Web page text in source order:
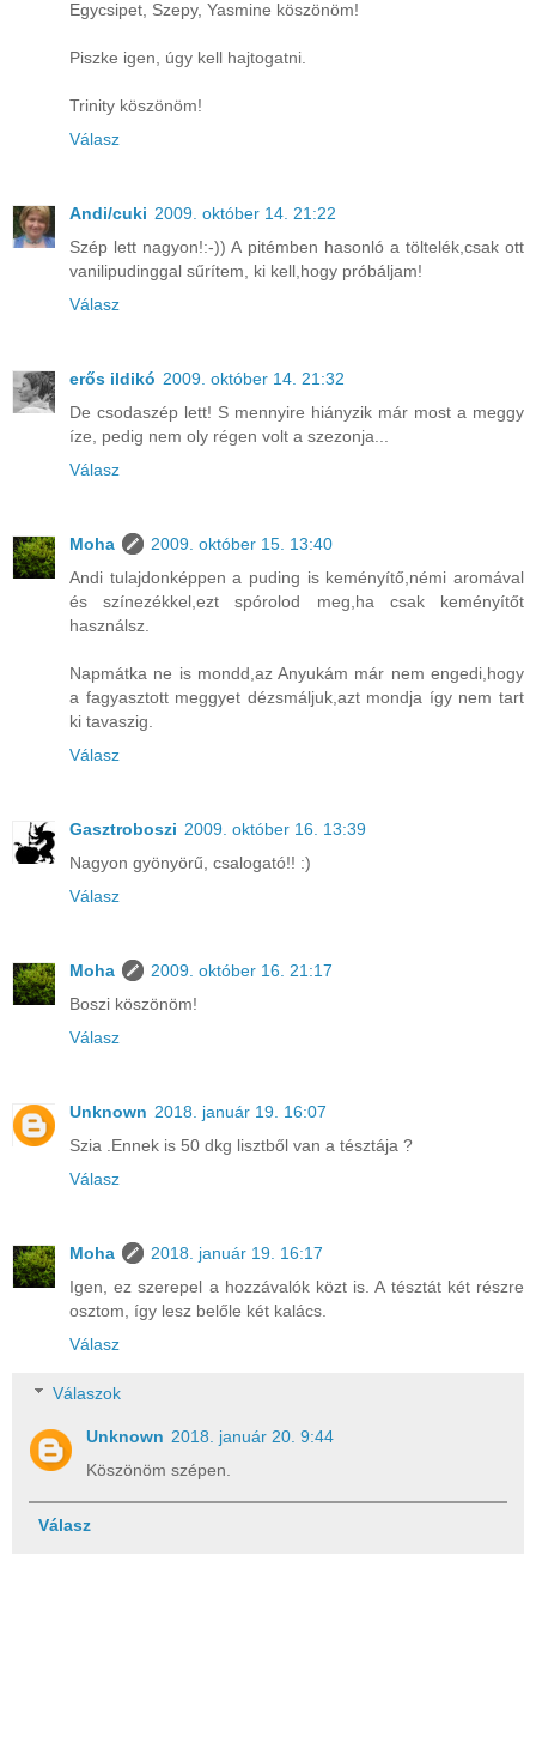
Egycsipet, Szepy, Yasmine köszönöm!
Piszke igen, úgy kell hajtogatni.
Trinity köszönöm!
Válasz
Andi/cuki 2009. október 14. 21:22
Szép lett nagyon!:-)) A pitémben hasonló a töltelék,csak ott
vanilipudinggal sűrítem, ki kell,hogy próbáljam!
Válasz
erős ildikó 2009. október 14. 21:32
De csodaszép lett! S mennyire hiányzik már most a meggy
íze, pedig nem oly régen volt a szezonja...
Válasz
Moha
2009. október 15. 13:40
Andi tulajdonképpen a puding is keményítő,némi aromával
és színezékkel,ezt spórolod meg,ha csak keményítőt
használsz.
Napmátka ne is mondd,az Anyukám már nem engedi,hogy
a fagyasztott meggyet dézsmáljuk,azt mondja így nem tart
ki tavaszig.
Válasz
Gasztroboszi 2009. október 16. 13:39
Nagyon gyönyörű, csalogató!! :)
Válasz
Moha
2009. október 16. 21:17
Boszi köszönöm!
Válasz
Unknown 2018. január 19. 16:07
Szia .Ennek is 50 dkg lisztből van a tésztája ?
Válasz
Moha
2018. január 19. 16:17
Igen, ez szerepel a hozzávalók közt is. A tésztát két részre
osztom, így lesz belőle két kalács.
Válasz
Válaszok
Unknown 2018. január 20. 9:44
Köszönöm szépen.
Válasz